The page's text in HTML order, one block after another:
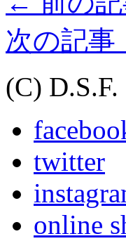
次の記事
(C) D.S.F.
twitter
online